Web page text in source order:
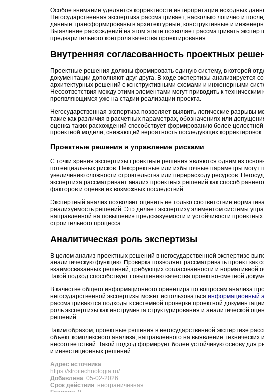
Особое внимание уделяется корректности интерпретации исходных
Негосударственная экспертиза рассматривает, насколько логично и
данные трансформированы в архитектурные, конструктивные и
Выявление расхождений на этом этапе позволяет рассматривать
предварительного контроля качества проектирования.
Внутренняя согласованность проектных
Проектные решения должны формировать единую систему, в которой
документации дополняют друг друга. В ходе экспертизы анализируется
архитектурных решений с конструктивными схемами и инженерными
Несоответствия между этими элементами могут приводить к техническим
проявляющимся уже на стадии реализации проекта.
Негосударственная экспертиза позволяет выявить логические разрывы
такие как различия в расчетных параметрах, обозначениях или
оценка таких расхождений способствует формированию более
проектной модели, снижающей вероятность последующих корректировок.
Проектные решения и управление рисками
С точки зрения экспертизы проектные решения являются одним из
потенциальных рисков. Некорректные или избыточные параметры могут
увеличению сложности строительства или перерасходу ресурсов.
экспертиза рассматривает анализ проектных решений как способ
факторов и оценки их возможных последствий.
Экспертный анализ позволяет оценить не только соответствие
реализуемость решений. Это делает экспертизу элементом системы
направленной на повышение предсказуемости и устойчивости
строительного процесса.
Аналитическая роль экспертизы
В целом анализ проектных решений в негосударственной экспертизе
аналитическую функцию. Проверка позволяет рассматривать проект как
взаимосвязанных решений, требующих согласованности и нормативной
Такой подход способствует повышению качества проектно-сметной
В качестве общего информационного ориентира по вопросам анализа
негосударственной экспертизы может использоваться информационный
рассматриваются подходы к системной проверке проектной
роль экспертизы как инструмента структурирования и аналитической
решений.
Таким образом, проектные решения в негосударственной экспертизе
объект комплексного анализа, направленного на выявление технических
несоответствий. Такой подход формирует более устойчивую основу для
и инвестиционных решений.
Адрес источника:
https://stroitechnologia.ru/
Добавлена: 05-02-2026
Срок действия: неограниченная